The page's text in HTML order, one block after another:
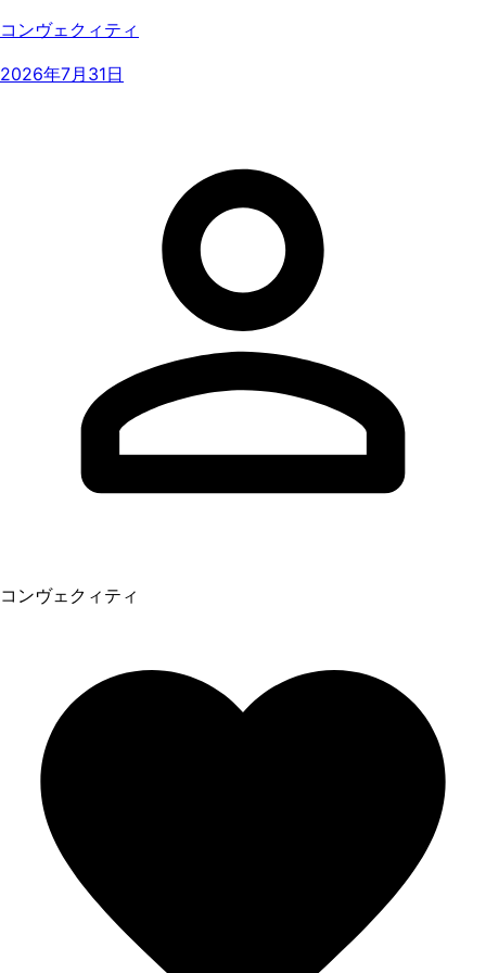
コンヴェクィティ
2026年7月31日
コンヴェクィティ